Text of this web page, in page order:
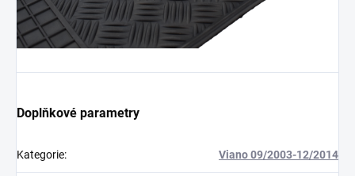
Doplňkové parametry
Kategorie: Viano 09/2003-12/2014